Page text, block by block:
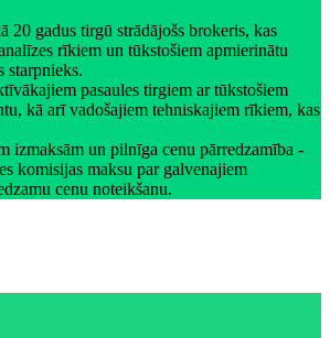
gadus tirgū strādājošs brokeris, kas
rīkiem un tūkstošiem apmierinātu
starpnieks.
pasaules tirgiem ar tūkstošiem
kā arī vadošajiem tehniskajiem rīkiem, kas
izmaksām un pilnīga cenu pārredzamība -
komisijas maksu par galvenajiem
cenu noteikšanu.